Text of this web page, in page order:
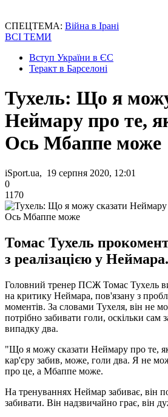
СПЕЦТЕМА: Війна в Ірані
ВСІ ТЕМИ
Вступ України в ЄС
Теракт в Барселоні
Тухель: Що я
Неймару про те,
Ось Мбаппе може
iSport.ua, 19 серпня 2020, 12:01
0
1170
Томас Тухель
з реалізацією у Неймара.
Головний тренер ПСЖ Томас Тухель
на критику Неймара, пов'язану з
моментів. За словами Тухеля, він не
потрібно забивати голи, оскільки сам
випадку два.
"Що я можу сказати Неймару про те,
кар'єру забив, може, голи два. Я не
про це, а Мбаппе може.
На тренуваннях Неймар забиває, він
забивати. Він надзвичайно грає, він